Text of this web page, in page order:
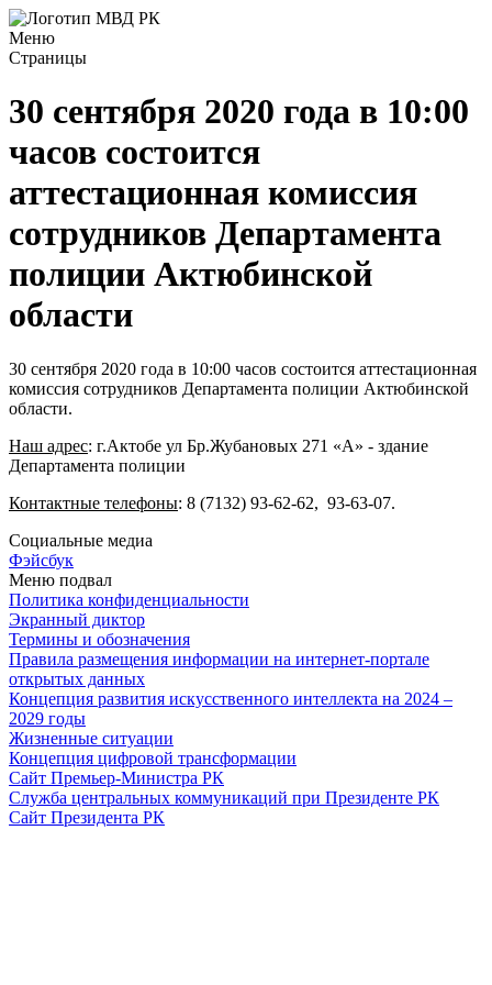
Меню
Страницы
30 сентября 2020 года в 10:00
часов состоится
аттестационная комиссия
сотрудников Департамента
полиции Актюбинской
области
30 сентября 2020 года в 10:00 часов состоится аттестационная
комиссия сотрудников Департамента полиции Актюбинской
области.
Наш адрес: г.Актобе ул Бр.Жубановых 271 «А» - здание
Департамента полиции
Контактные телефоны: 8 (7132) 93-62-62, 93-63-07.
Социальные медиа
Фэйсбук
Меню подвал
Политика конфиденциальности
Экранный диктор
Термины и обозначения
Правила размещения информации на интернет-портале
открытых данных
Концепция развития искусственного интеллекта на 2024 –
2029 годы
Жизненные ситуации
Концепция цифровой трансформации
Сайт Премьер-Министра РК
Служба центральных коммуникаций при Президенте РК
Сайт Президента РК